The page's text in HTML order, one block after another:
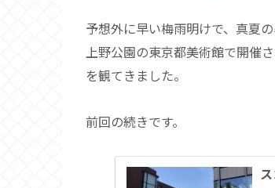
予想外に早い梅雨明けで、真夏の
上野公園の東京都美術館で開催
を観てきました。
前回の続きです。